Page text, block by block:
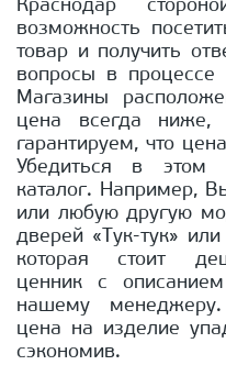
Краснодар
возможность
товар и получить
вопросы в процессе
Магазины
цена всегда
гарантируем, что
Убедиться в этом
каталог. Например,
или любую другую
дверей «Тук-тук»
которая стоит
ценник с
нашему
цена на изделие
сэкономив.